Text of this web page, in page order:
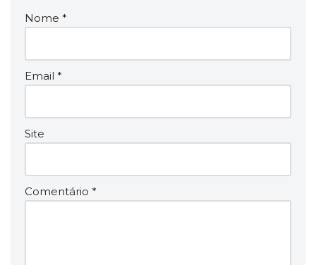
Nome *
Email *
Site
Comentário *